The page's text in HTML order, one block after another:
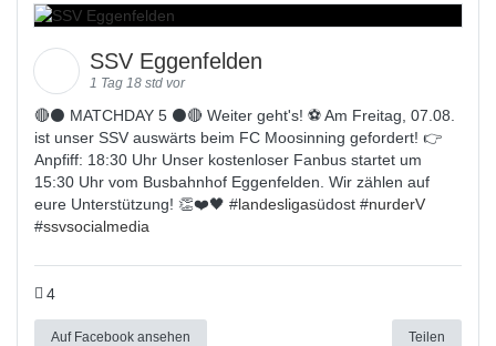
SSV Eggenfelden
1 Tag 18 std vor
🔴⚫️ MATCHDAY 5 ⚫️🔴 Weiter geht's! ⚽ Am Freitag, 07.08.
ist unser SSV auswärts beim FC Moosinning gefordert! 👉
Anpfiff: 18:30 Uhr Unser kostenloser Fanbus startet um
15:30 Uhr vom Busbahnhof Eggenfelden. Wir zählen auf
eure Unterstützung! 👏❤️🖤 #landesligasüdost #nurderV
#ssvsocialmedia
4
Auf Facebook ansehen Teilen